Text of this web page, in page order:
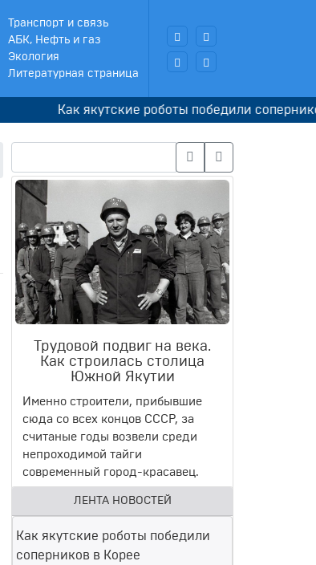
Транспорт и связь
АБК, Нефть и газ
Экология
Литературная страница
Как якутские роботы победили соперников в
Трудовой подвиг на века.
Как строилась столица
Южной Якутии
Именно строители, прибывшие
сюда со всех концов СССР, за
считаные годы возвели среди
непроходимой тайги
современный город-красавец.
ЛЕНТА НОВОСТЕЙ
Как якутские роботы победили
соперников в Корее